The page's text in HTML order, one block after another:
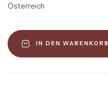
Österreich
IN DEN WARENKORB